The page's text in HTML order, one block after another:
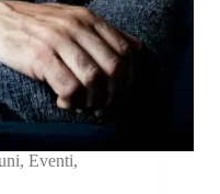
, Eventi,